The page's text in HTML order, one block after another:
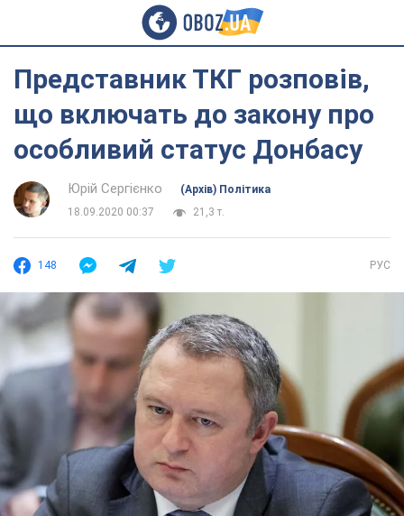
Представник ТКГ розповів,
що включать до закону про
особливий статус Донбасу
Юрій Сергієнко
(Архів) Політика
18.09.2020 00:37
21,3 т.
148 РУС